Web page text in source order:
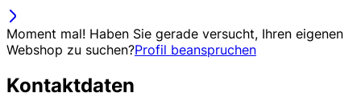
Moment mal! Haben Sie gerade versucht, Ihren eigenen
Webshop zu suchen?Profil beanspruchen
Kontaktdaten